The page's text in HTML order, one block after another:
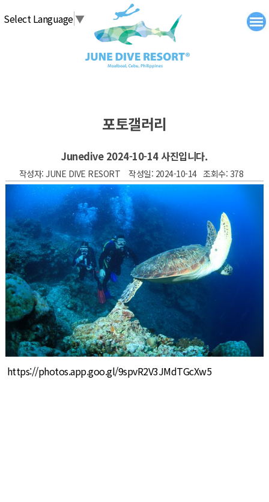
Select Language▼
포토갤러리
Junedive 2024-10-14 사진입니다.
작성자: JUNE DIVE RESORT 작성일: 2024-10-14 조회수: 378
https://photos.app.goo.gl/9spvR2V3JMdTGcXw5